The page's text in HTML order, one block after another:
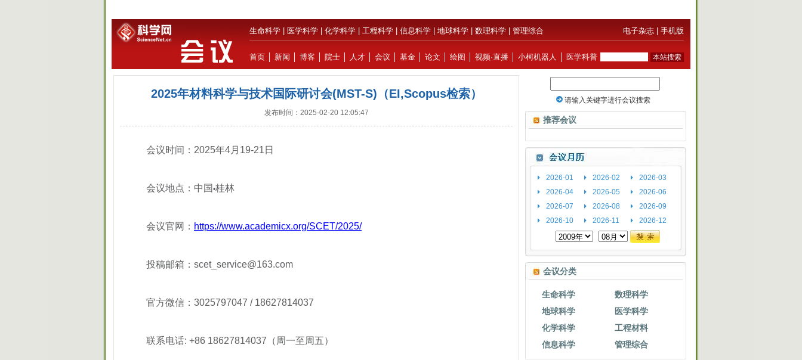
生命科学 医学科学 化学科学 工程科学 信息科学 地球科学 数理科学 管理综合 电子杂志 手机版
首页 新闻 博客 院士 人才 会议 基金 论文 绘图 视频·直播 小柯机器人 医学科普
2025年材料科学与技术国际研讨会(MST-S)（EI,Scopus检索）
发布时间：2025-02-20 12:05:47
会议时间：2025年4月19-21日
会议地点：中国 •桂林
会议官网： https://www.academicx.org/SCET/2025/
投稿邮箱：scet_service@163.com
官方微信：3025797047 / 18627814037
联系电话: +86 18627814037（周一至周五）
推荐会议
2026-01
2026-04
2026-07
2026-10
2026-02
2026-05
2026-08
2026-11
2026-03
2026-06
2026-09
2026-12
会议分类
生命科学
地球科学
化学科学
信息科学
数理科学
医学科学
工程材料
管理综合